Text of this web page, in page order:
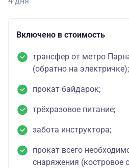
Включено в стоимость
трансфер от метро
(обратно на электричке);
прокат байдарок;
трёхразовое питание;
забота инструктора;
прокат всего
снаряжения (костровое